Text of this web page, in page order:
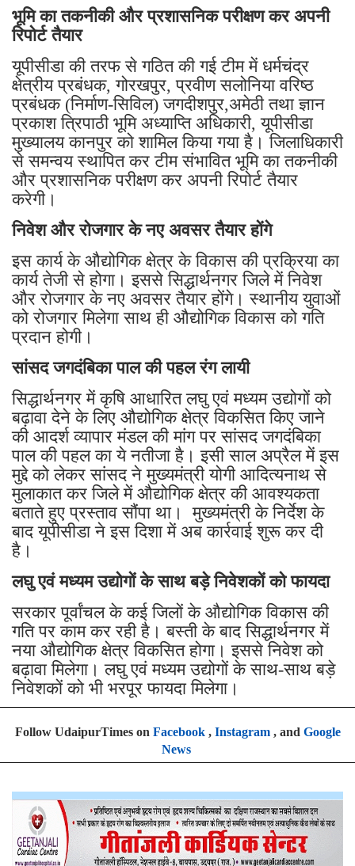
भूमि का तकनीकी और प्रशासनिक परीक्षण कर अपनी
रिपोर्ट तैयार
यूपीसीडा की तरफ से गठित की गई टीम में धर्मचंद्र
क्षेत्रीय प्रबंधक, गोरखपुर, प्रवीण सलोनिया वरिष्ठ
प्रबंधक (निर्माण-सिविल) जगदीशपुर,अमेठी तथा ज्ञान
प्रकाश त्रिपाठी भूमि अध्याप्ति अधिकारी, यूपीसीडा
मुख्यालय कानपुर को शामिल किया गया है। जिलाधिकारी
से समन्वय स्थापित कर टीम संभावित भूमि का तकनीकी
और प्रशासनिक परीक्षण कर अपनी रिपोर्ट तैयार
करेगी।
निवेश और रोजगार के नए अवसर तैयार होंगे
इस कार्य के औद्योगिक क्षेत्र के विकास की प्रक्रिया का
कार्य तेजी से होगा। इससे सिद्धार्थनगर जिले में निवेश
और रोजगार के नए अवसर तैयार होंगे। स्थानीय युवाओं
को रोजगार मिलेगा साथ ही औद्योगिक विकास को गति
प्रदान होगी।
सांसद जगदंबिका पाल की पहल रंग लायी
सिद्धार्थनगर में कृषि आधारित लघु एवं मध्यम उद्योगों को
बढ़ावा देने के लिए औद्योगिक क्षेत्र विकसित किए जाने
की आदर्श व्यापार मंडल की मांग पर सांसद जगदंबिका
पाल की पहल का ये नतीजा है। इसी साल अप्रैल में इस
मुद्दे को लेकर सांसद ने मुख्यमंत्री योगी आदित्यनाथ से
मुलाकात कर जिले में औद्योगिक क्षेत्र की आवश्यकता
बताते हुए प्रस्ताव सौंपा था। मुख्यमंत्री के निर्देश के
बाद यूपीसीडा ने इस दिशा में अब कार्रवाई शुरू कर दी
है।
लघु एवं मध्यम उद्योगों के साथ बड़े निवेशकों को फायदा
सरकार पूर्वांचल के कई जिलों के औद्योगिक विकास की
गति पर काम कर रही है। बस्ती के बाद सिद्धार्थनगर में
नया औद्योगिक क्षेत्र विकसित होगा। इससे निवेश को
बढ़ावा मिलेगा। लघु एवं मध्यम उद्योगों के साथ-साथ बड़े
निवेशकों को भी भरपूर फायदा मिलेगा।
Follow UdaipurTimes on Facebook, Instagram, and Google
News